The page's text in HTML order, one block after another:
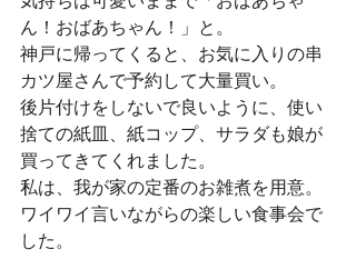
ん！おばあちゃん！」と。
神戸に帰ってくると、お気に入りの串
カツ屋さんで予約して大量買い。
後片付けをしないで良いように、使い
捨ての紙皿、紙コップ、サラダも娘が
買ってきてくれました。
私は、我が家の定番のお雑煮を用意。
ワイワイ言いながらの楽しい食事会で
した。